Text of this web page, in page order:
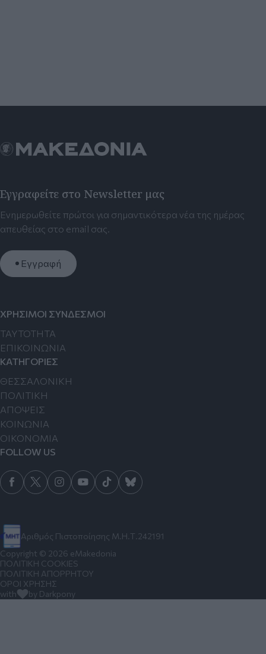
Εγγραφείτε στο Newsletter μας
Ενημερωθείτε πρώτοι για σημαντικότερα νέα της ημέρας
απευθείας στο email σας.
Εγγραφή
Αριθμός Πιστοποίησης Μ.Η.Τ.242191
ΧΡΗΣΙΜΟΙ ΣΥΝΔΕΣΜΟΙ
TAYTOTHTA
ΕΠΙΚΟΙΝΩΝΙΑ
ΚΑΤΗΓΟΡΙΕΣ
ΘΕΣΣΑΛΟΝΙΚΗ
ΠΟΛΙΤΙΚΗ
ΑΠΟΨΕΙΣ
ΚΟΙΝΩΝΙΑ
ΟΙΚΟΝΟΜΙΑ
FOLLOW US
Copyright © 2026 eMakedonia
ΠΟΛΙΤΙΚΗ COOKIES
ΠΟΛΙΤΙΚΗ ΑΠΟΡΡΗΤΟΥ
ΟΡΟΙ ΧΡΗΣΗΣ
with
by Darkpony